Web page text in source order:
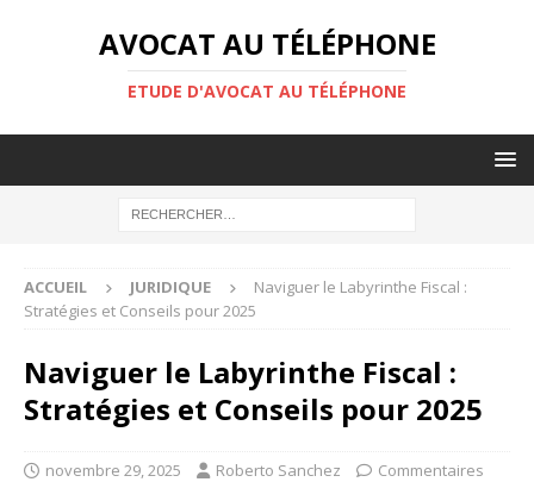
AVOCAT AU TÉLÉPHONE
ETUDE D'AVOCAT AU TÉLÉPHONE
ACCUEIL JURIDIQUE
Naviguer le Labyrinthe Fiscal :
Stratégies et Conseils pour 2025
Naviguer le Labyrinthe Fiscal :
Stratégies et Conseils pour 2025
novembre 29, 2025 Roberto Sanchez
Commentaires